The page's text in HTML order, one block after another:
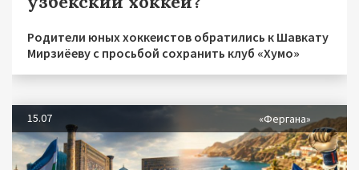
Родители юных хоккеистов обратились к Шавкату
Мирзиёеву с просьбой сохранить клуб «Хумо»
15.07 «Фергана»